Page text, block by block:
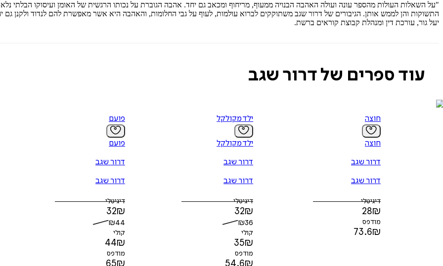
"על השאלות העולות מהספר עונה ועולה האהבה הבנויה ממעוף, מריחוף ומכאב גם יחד. אהבה הגוברת על נכותו הרגשית של האומן ועיסוקו הבלתי
התשוקות והן לממש אותן. הגיבורים של דרור שגב משתוקקים לברוא עולמות, לעוף על גבי החלומות, והאהבה היא אשר מאפשרת להם לנדוד ולקנן גם
יעל גור, עורכת דין ומנהלת קבוצת קוראים ברשת.
עוד ספרים של דרור שגב
חוצה
חוצה
דרור שגב
דרור שגב
דיגיטלי
28₪
מודפס
73.6₪
ילד מקולקל
ילד מקולקל
דרור שגב
דרור שגב
דיגיטלי
32₪
₪36
קולי
35₪
מודפס
פועם
פועם
דרור שגב
דרור שגב
דיגיטלי
32₪
₪44
קולי
44₪
מודפס